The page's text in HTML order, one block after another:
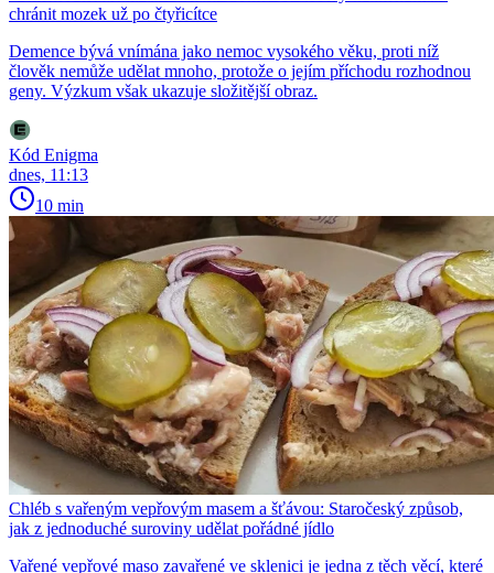
chránit mozek už po čtyřicítce
Demence bývá vnímána jako nemoc vysokého věku, proti níž
člověk nemůže udělat mnoho, protože o jejím příchodu rozhodnou
geny. Výzkum však ukazuje složitější obraz.
Kód Enigma
dnes, 11:13
10 min
Chléb s vařeným vepřovým masem a šťávou: Staročeský způsob,
jak z jednoduché suroviny udělat pořádné jídlo
Vařené vepřové maso zavařené ve sklenici je jedna z těch věcí, které